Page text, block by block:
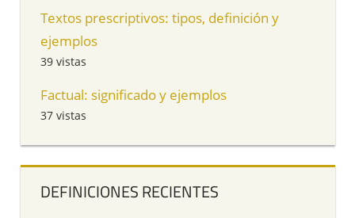
Textos prescriptivos: tipos, definición y
ejemplos
39 vistas
Factual: significado y ejemplos
37 vistas
DEFINICIONES RECIENTES